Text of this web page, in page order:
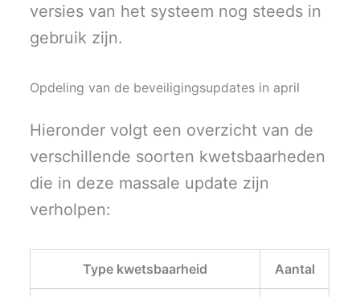
versies van het systeem nog steeds in
gebruik zijn.
Opdeling van de beveiligingsupdates in april
Hieronder volgt een overzicht van de
verschillende soorten kwetsbaarheden
die in deze massale update zijn
verholpen:
Type kwetsbaarheid Aantal